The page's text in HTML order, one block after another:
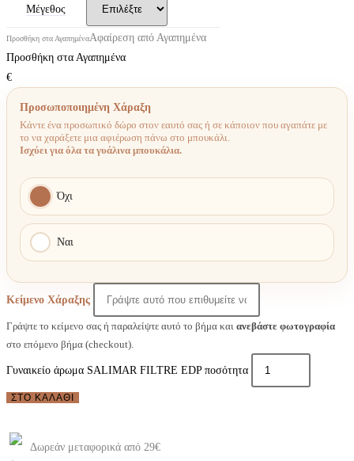
Μέγεθος
Προσθήκη στα ΑγαπημέναΑφαίρεση από Αγαπημένα
Προσθήκη στα Αγαπημένα
€
Προσωποποιημένη Χάραξη
Κάντε ένα προσωπικό δώρο στον εαυτό σας ή σε κάποιον που αγαπάτε με
το να χαράξετε μια αφιέρωση πάνω στο μπουκάλι.
Ισχύει για όλα τα γυάλινα μπουκάλια.
Όχι
Ναι
Κείμενο Χάραξης
Γράψτε το κείμενο σας ή παραλείψτε αυτό το βήμα και ανεβάστε φωτογραφία
στο επόμενο βήμα (checkout).
Γυναικείο άρωμα SALIMAR FILTRE EDP ποσότητα
ΣΤΟ ΚΑΛΆΘΙ
Δωρεάν μεταφορικά από 29€